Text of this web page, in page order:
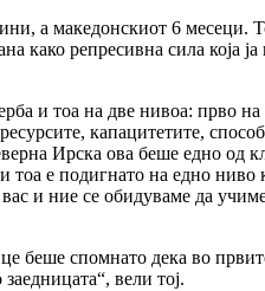
а македонскиот 6 месеци.
репресивна сила која
и тоа на две нивоа: прво
капацитетите,
Ирска ова беше едно од
е подигнато на едно ниво
и ние се обидуваме да
беше спомнато дека во
вели тој.